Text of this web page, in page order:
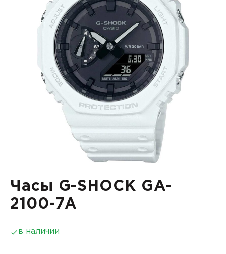
Часы G-SHOCK GA-
2100-7A
в наличии